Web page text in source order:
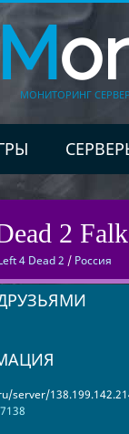
МОНИТОРИНГ
2
4 Dead 2 / Россия
server/